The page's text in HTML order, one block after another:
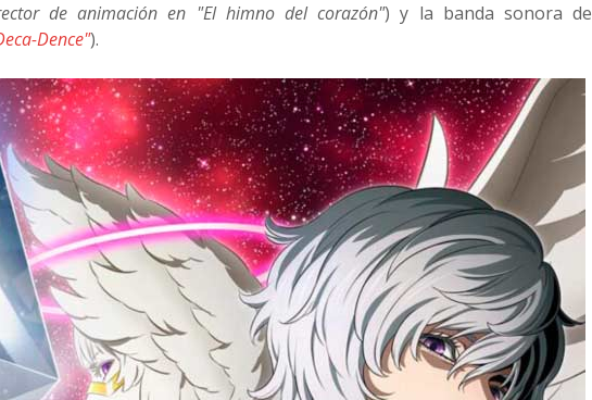
de animación en "El himno del corazón") y la banda sonora de
Dence").